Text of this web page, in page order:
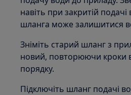
навіть при закритій
шланга може залишитися
Зніміть старий шланг з
новий, повторюючи кроки
порядку.
Підключіть шланг подачі